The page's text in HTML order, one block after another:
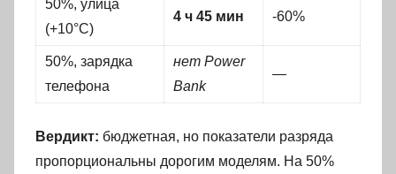
50%, улица
(+10°C)
4 ч 45 мин -60%
50%, зарядка
телефона
нет Power
Bank
—
Вердикт: бюджетная, но показатели разряда
пропорциональны дорогим моделям. На 50%